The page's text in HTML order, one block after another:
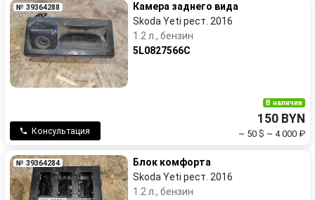
№ 39364288
Камера заднего вида
Skoda Yeti рест. 2016
1.2 л., бензин
5L0827566C
Консультация
В наличии
150 BYN
~ 50 $ ~ 4 000 ₽
№ 39364284
Блок комфорта
Skoda Yeti рест. 2016
1.2 л., бензин